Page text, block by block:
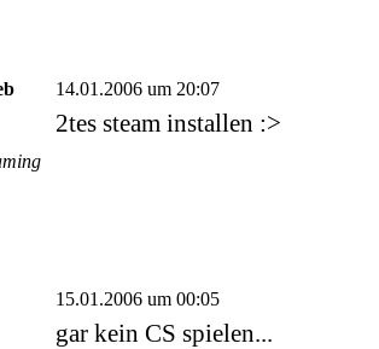
14.01.2006 um 20:07
2tes steam installen :>
15.01.2006 um 00:05
gar kein CS spielen...